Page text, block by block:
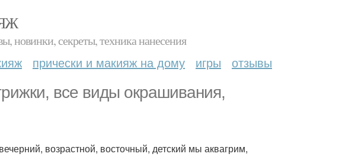
новинки, секреты, техника нанесения
прически и макияж на дому игры отзывы
все виды окрашивания,
возрастной, восточный, детский мы аквагрим,